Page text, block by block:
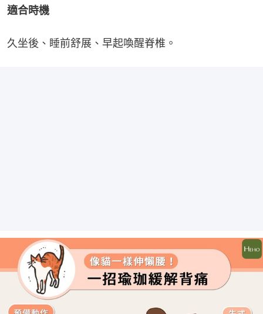
適合時機
久坐後、睡前舒展、早起喚醒脊椎。